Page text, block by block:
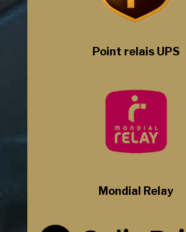
Point relais UPS
Mondial Relay